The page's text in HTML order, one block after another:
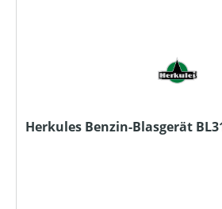
Herkules Benzin-Blasgerät